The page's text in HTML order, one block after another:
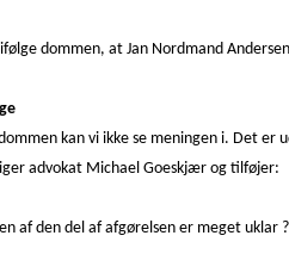
dommen, at Jan Nordmand
kan vi ikke se meningen i. Det er
advokat Michael Goeskjær og tilføjer:
af den del af afgørelsen er meget uklar